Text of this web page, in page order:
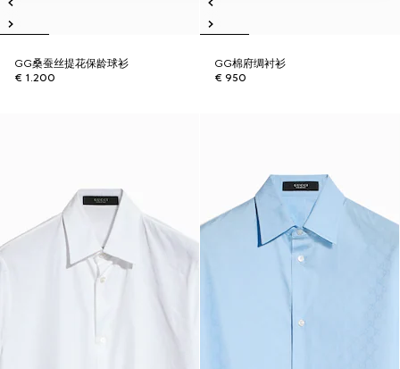
GG桑蚕丝提花保龄球衫
€ 1.200
GG棉府绸衬衫
€ 950